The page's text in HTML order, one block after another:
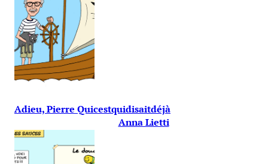
Adieu, Pierre Quicestquidisaitdéjà
Anna Lietti